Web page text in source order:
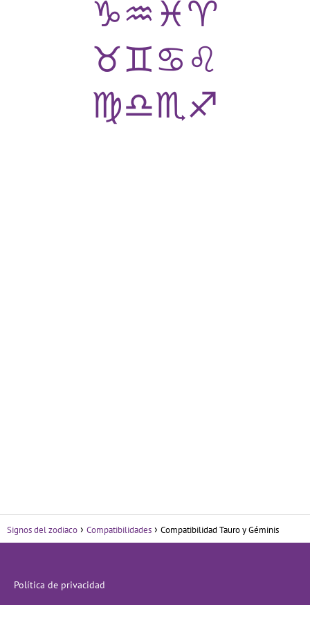
♑♒♓♈
♉♊♋♌
♍♎♏♐
Signos del zodiaco Compatibilidades Compatibilidad Tauro y Géminis
Política de privacidad